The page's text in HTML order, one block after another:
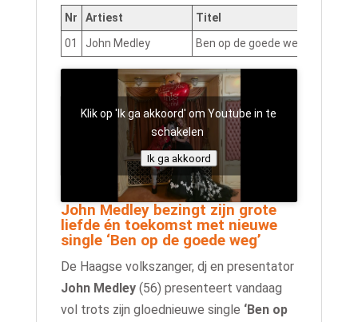
Nr Artiest
Titel
01
John Medley Ben op de goede weg
Klik op 'Ik ga akkoord' om Youtube in te
schakelen
Ik ga akkoord
John Medley bezingt zijn grote
liefde én toekomst met nieuwe
single ‘Ben op de goede weg’
De Haagse volkszanger, dj en presentator
John Medley(56) presenteert vandaag
vol trots zijn gloednieuwe single ‘Ben op